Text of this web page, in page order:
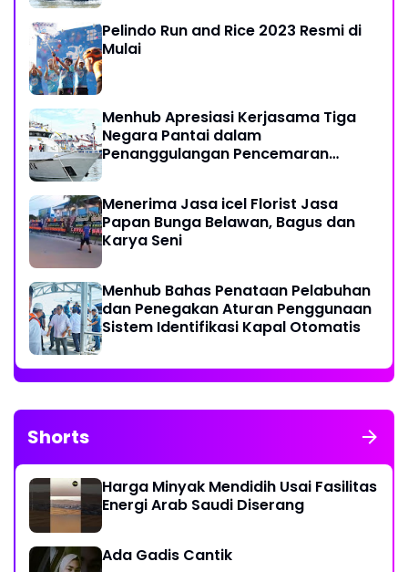
Pelindo Run and Rice 2023 Resmi di
Mulai
Menhub Apresiasi Kerjasama Tiga
Negara Pantai dalam
Penanggulangan Pencemaran
Menerima Jasa icel Florist Jasa
Papan Bunga Belawan, Bagus dan
Karya Seni
Menhub Bahas Penataan Pelabuhan
dan Penegakan Aturan Penggunaan
Sistem Identifikasi Kapal Otomatis
Shorts
Harga Minyak Mendidih Usai Fasilitas
Energi Arab Saudi Diserang
Ada Gadis Cantik